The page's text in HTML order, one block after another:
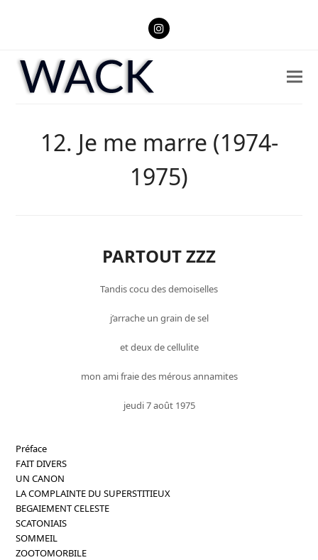
Instagram
12. Je me marre (1974-
1975)
PARTOUT ZZZ
Tandis cocu des demoiselles
j’arrache un grain de sel
et deux de cellulite
mon ami fraie des mérous annamites
jeudi 7 août 1975
Préface
FAIT DIVERS
UN CANON
LA COMPLAINTE DU SUPERSTITIEUX
BEGAIEMENT CELESTE
SCATONIAIS
SOMMEIL
ZOOTOMORBILE